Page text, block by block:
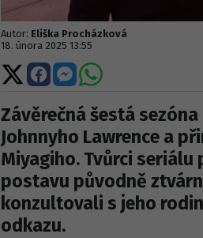
Autor: Eliška Procházková
18. února 2025 13:55
Sdílet
na
Sdílet
na
Sdílet
na
Sdílet
Závěrečná šestá
Johnnyho Lawrence a
Miyagiho. Tvůrci
postavu původně
konzultovali s jeho
odkazu.